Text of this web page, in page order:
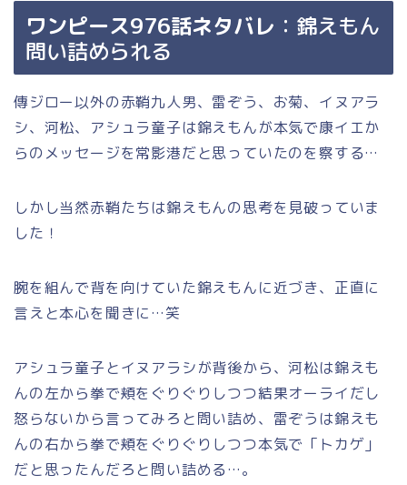
ワンピース976話ネタバレ ：錦えもん
問い詰められる
傳ジロー以外の赤鞘九人男、雷ぞう、お菊、イヌアラ
シ、河松、アシュラ童子は錦えもんが本気で康イエか
らのメッセージを常影港だと思っていたのを察する…
しかし当然赤鞘たちは錦えもんの思考を見破っていま
した！
腕を組んで背を向けていた錦えもんに近づき、正直に
言えと本心を聞きに…笑
アシュラ童子とイヌアラシが背後から、河松は錦えも
んの左から拳で頬をぐりぐりしつつ結果オーライだし
怒らないから言ってみろと問い詰め、雷ぞうは錦えも
んの右から拳で頬をぐりぐりしつつ本気で「トカゲ」
だと思ったんだろと問い詰める…。